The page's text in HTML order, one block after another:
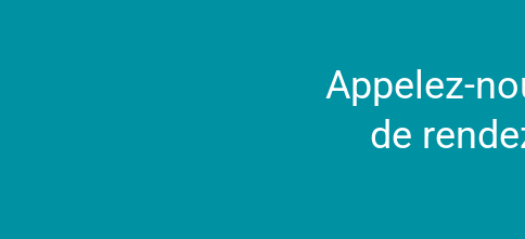
Appelez-
de